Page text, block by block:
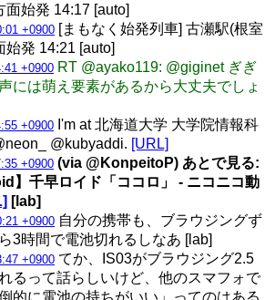
面始発 14:17 [auto]
+0900 [まもなく始発列車] 古瀬駅(根室
始発 14:21 [auto]
+0900 RT @ayako119: @giginet ぎぎ
には萌え要素があるから大丈夫でしょ
+0900 I'm at 北海道大学 大学院情報科
@kubyaddi. [URL]
+0900 (via @KonpeitoP) あとで見る:
】千早ロイド「ココロ」 ‐ ニコニコ動
[lab]
+0900 自分の携帯も、ブラウジングず
3時間で電池切れるしなあ [lab]
+0900 てか、IS03がブラウジング2.5
るって話らしいけど、他のスマフォで
的に電池の持ちがいい」ってのはある